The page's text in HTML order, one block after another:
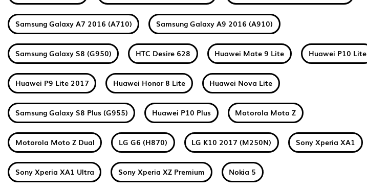
Samsung Galaxy A7 2016 (A710) Samsung Galaxy A9 2016 (A910)
Samsung Galaxy S8 (G950) HTC Desire 628 Huawei Mate 9 Lite Huawei P10 Lite
Huawei P9 Lite 2017 Huawei Honor 8 Lite Huawei Nova Lite
Samsung Galaxy S8 Plus (G955) Huawei P10 Plus Motorola Moto Z
Motorola Moto Z Dual LG G6 (H870) LG K10 2017 (M250N) Sony Xperia XA1
Sony Xperia XA1 Ultra Sony Xperia XZ Premium Nokia 5